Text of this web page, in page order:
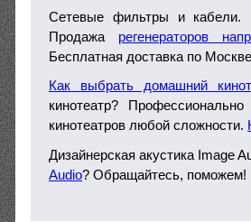
Сетевые фильтры и кабели.
Продажа регенераторов
Бесплатная доставка по
Как выбрать домашний
кинотеатр?
кинотеатров любой сложности.
Дизайнерская акустика Image
Audio? Обращайтесь, поможем!